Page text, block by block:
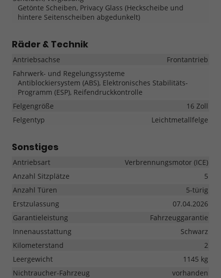
Getönte Scheiben, Privacy Glass (Heckscheibe und
hintere Seitenscheiben abgedunkelt)
Räder & Technik
Antriebsachse
Frontantrieb
Fahrwerk- und Regelungssysteme
Antiblockiersystem (ABS), Elektronisches Stabilitäts-
Programm (ESP), Reifendruckkontrolle
Felgengröße
16 Zoll
Felgentyp
Leichtmetallfelge
Sonstiges
Antriebsart
Verbrennungsmotor (ICE)
Anzahl Sitzplätze
5
Anzahl Türen
5-türig
Erstzulassung
07.04.2026
Garantieleistung
Fahrzeuggarantie
Innenausstattung
Schwarz
Kilometerstand
2
Leergewicht
1145 kg
Nichtraucher-Fahrzeug
vorhanden